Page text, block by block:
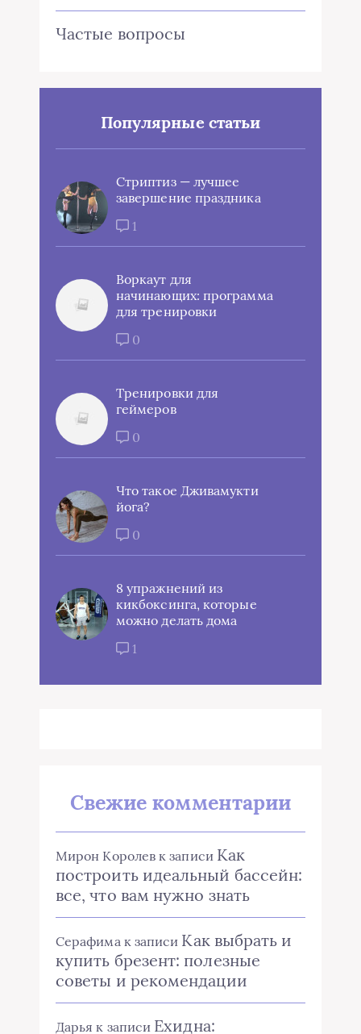
Частые вопросы
Популярные статьи
Стриптиз — лучшее
завершение праздника
1
Воркаут для
начинающих: программа
для тренировки
0
Тренировки для
геймеров
0
Что такое Дживамукти
йога?
0
8 упражнений из
кикбоксинга, которые
можно делать дома
1
Свежие комментарии
Мирон Королев к записи Как
построить идеальный бассейн:
все, что вам нужно знать
Серафимак записи Как выбрать и
купить брезент: полезные
советы и рекомендации
Дарья к записи Ехидна: